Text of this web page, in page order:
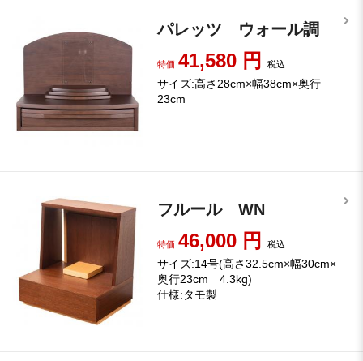
パレッツ ウォール調
特価 41,580 円税込
サイズ:高さ28cm×幅38cm×奥行
23cm
フルール WN
特価 46,000 円税込
サイズ:14号(高さ32.5cm×幅30cm×
奥行23cm 4.3kg)
仕様:タモ製